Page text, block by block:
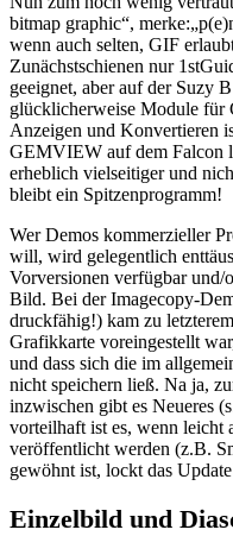
bitmap graphic“,
wenn auch selten, GIF
Zunächstschienen nur
geeignet, aber auf der Suzy
glücklicherweise Module
Anzeigen und Konvertieren
GEMVIEW auf dem Falcon
erheblich vielseitiger und
bleibt ein Spitzenprogramm!
Wer Demos kommerzieller
will, wird gelegentlich
Vorversionen verfügbar und/
Bild. Bei der Imagecopy-
druckfähig!) kam zu
Grafikkarte voreingestellt
und dass sich die im
nicht speichern ließ. Na ja,
inzwischen gibt es Neueres
vorteilhaft ist es, wenn leicht
veröffentlicht werden (z.B.
gewöhnt ist, lockt das
Einzelbild und